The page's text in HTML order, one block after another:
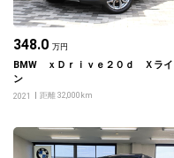
348.0 万円
BMW ｘＤｒｉｖｅ２０ｄ Ｘライ
ン
2021 距離 32,000km